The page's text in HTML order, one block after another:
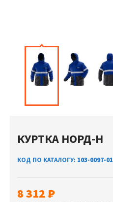
КУРТКА НОРД-Н
КОД ПО КАТАЛОГУ: 103-0097-01
8 312